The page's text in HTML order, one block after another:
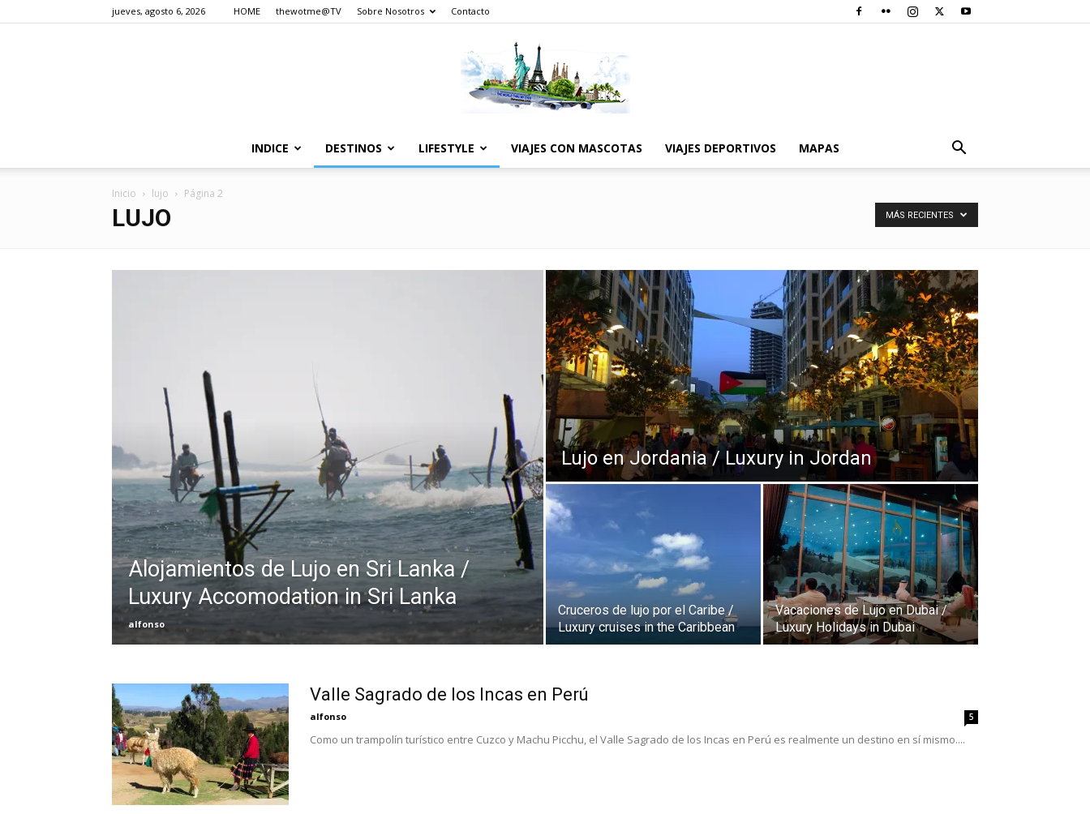
jueves, agosto 6, 2026 HOME thewotme@TV Sobre Nosotros Contacto
The
World
Thru
My
Eyes
INDICE DESTINOS LIFESTYLE VIAJES CON MASCOTAS VIAJES DEPORTIVOS MAPAS
Inicio lujo Página 2
LUJO MÁS RECIENTES
Alojamientos de Lujo en Sri Lanka /
Luxury Accomodation in Sri Lanka
alfonso
Lujo en Jordania / Luxury in Jordan
Cruceros de lujo por el Caribe /
Luxury cruises in the Caribbean
Vacaciones de Lujo en Dubai /
Luxury Holidays in Dubai
Valle Sagrado de los Incas en Perú
alfonso 5
Como un trampolín turístico entre Cuzco y Machu Picchu, el Valle Sagrado de los Incas en Perú es realmente un destino en sí mismo....